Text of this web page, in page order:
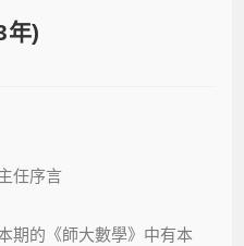
年)
任序言
期的《師大數學》中有本